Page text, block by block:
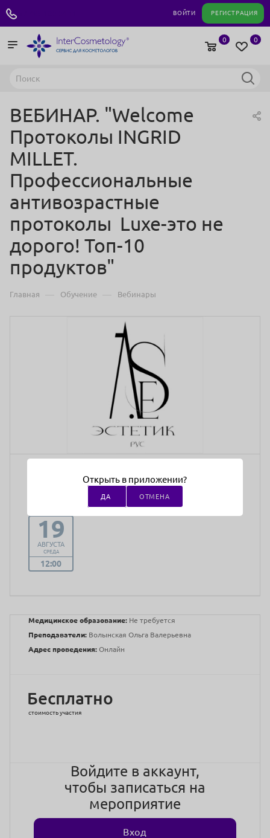
ВОЙТИ РЕГИСТРАЦИЯ
0
0
ВЕБИНАР. "Welcome
Протоколы INGRID
MILLET.
Профессиональные
антивозрастные
протоколы Luxe-это не
дорого! Топ-10
продуктов"
Главная — Обучение — Вебинары
19
АВГУСТА
СРЕДА
12:00
Медицинское образование: Не требуется
Преподаватели: Волынская Ольга Валерьевна
Адрес проведения: Онлайн
Бесплатно
стоимость участия
Войдите в аккаунт,
чтобы записаться на
мероприятие
Вход
Открыть в приложении?
ДА ОТМЕНА